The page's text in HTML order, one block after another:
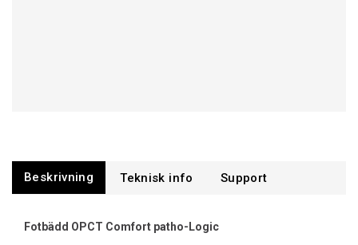
Beskrivning Support
Fotbädd OPCT Comfort patho-Logic